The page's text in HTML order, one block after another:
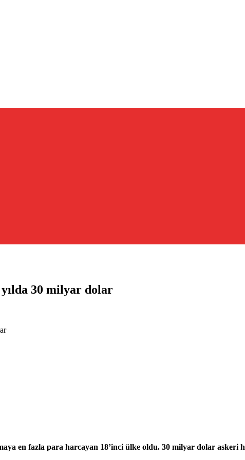
30 milyar dolar
en fazla para harcayan 18’inci ülke oldu. 30 milyar dolar askeri